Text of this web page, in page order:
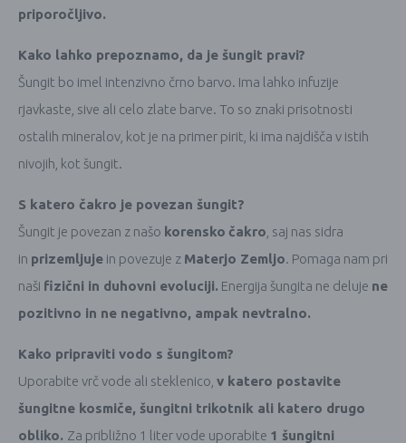
priporočljivo.
Kako lahko prepoznamo, da je šungit pravi?
Šungit bo imel intenzivno črno barvo. Ima lahko infuzije
rjavkaste, sive ali celo zlate barve. To so znaki prisotnosti
ostalih mineralov, kot je na primer pirit, ki ima najdišča v istih
nivojih, kot šungit.
S katero čakro je povezan šungit?
Šungit je povezan z našo korensko čakro , saj nas sidra
in prizemljuje in povezuje z Materjo Zemljo. Pomaga nam pri
naši fizični in duhovni evoluciji. Energija šungita ne deluje ne
pozitivno in ne negativno, ampak nevtralno.
Kako pripraviti vodo s šungitom?
Uporabite vrč vode ali steklenico, v katero postavite
šungitne kosmiče, šungitni trikotnik ali katero drugo
obliko. Za približno 1 liter vode uporabite 1 šungitni